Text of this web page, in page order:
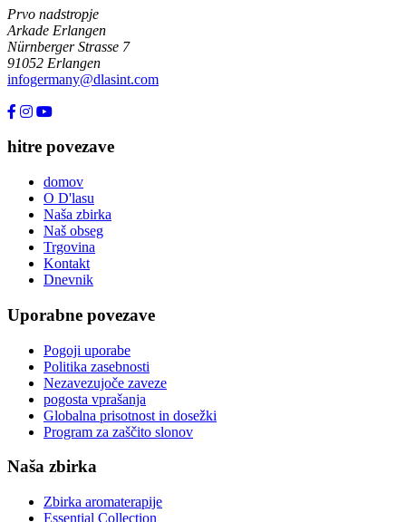
Prvo nadstropje
Arkade Erlangen
Nürnberger Strasse 7
91052 Erlangen
infogermany@dlasint.com
hitre povezave
domov
O D'lasu
Naša zbirka
Naš obseg
Trgovina
Kontakt
Dnevnik
Uporabne povezave
Pogoji uporabe
Politika zasebnosti
Nezavezujoče zaveze
pogosta vprašanja
Globalna prisotnost in dosežki
Program za zaščito slonov
Naša zbirka
Zbirka aromaterapije
Essential Collection